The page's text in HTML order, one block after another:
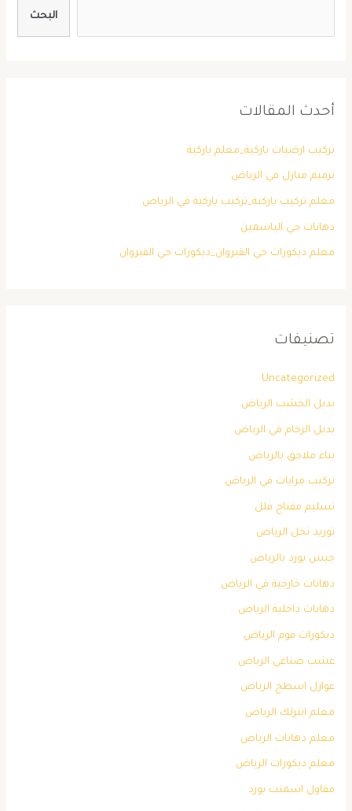
البحث
أحدث المقالات
تركيب ارضيات باركية_معلم باركية
ترميم منازل في الرياض
معلم تركيب باركية_تركيب باركية في الرياض
دهانات حي الياسمين
معلم ديكورات حي القيروان_ديكورات حي القيروان
تصنيفات
Uncategorized
بديل الخشب الرياض
بديل الرخام في الرياض
بناء ملاحق بالرياض
تركيب مرايات في الرياض
تسليم مفتاح فلل
توريد نخل الرياض
جبس بورد بالرياض
دهانات خارجية في الرياض
دهانات داخلية الرياض
ديكورات فوم الرياض
عشب صناعي الرياض
عوازل اسطح الرياض
معلم انترلك الرياض
معلم دهانات الرياض
معلم ديكورات الرياض
مقاول اسمنت بورد